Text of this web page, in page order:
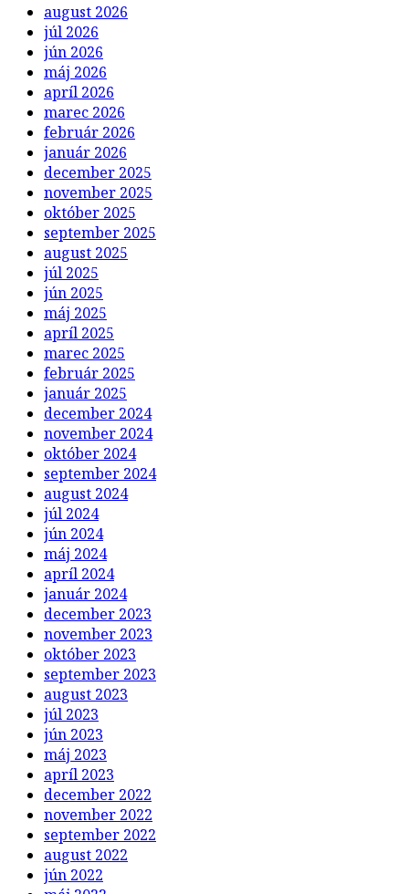
august 2026
júl 2026
jún 2026
máj 2026
apríl 2026
marec 2026
február 2026
január 2026
december 2025
november 2025
október 2025
september 2025
august 2025
júl 2025
jún 2025
máj 2025
apríl 2025
marec 2025
február 2025
január 2025
december 2024
november 2024
október 2024
september 2024
august 2024
júl 2024
jún 2024
máj 2024
apríl 2024
január 2024
december 2023
november 2023
október 2023
september 2023
august 2023
júl 2023
jún 2023
máj 2023
apríl 2023
december 2022
november 2022
september 2022
august 2022
jún 2022